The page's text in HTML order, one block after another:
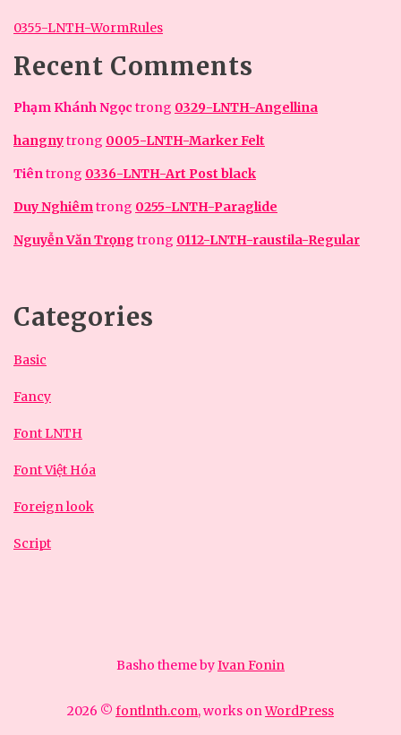
0355-LNTH-WormRules
Recent Comments
Phạm Khánh Ngọc trong 0329-LNTH-Angellina
hangnytrong 0005-LNTH-Marker Felt
Tiêntrong 0336-LNTH-Art Post black
Duy Nghiêmtrong 0255-LNTH-Paraglide
Nguyễn Văn Trọngtrong 0112-LNTH-raustila-Regular
Categories
Basic
Fancy
Font LNTH
Font Việt Hóa
Foreign look
Script
2026 © fontlnth.com, works onWordPress
Basho theme byIvan Fonin